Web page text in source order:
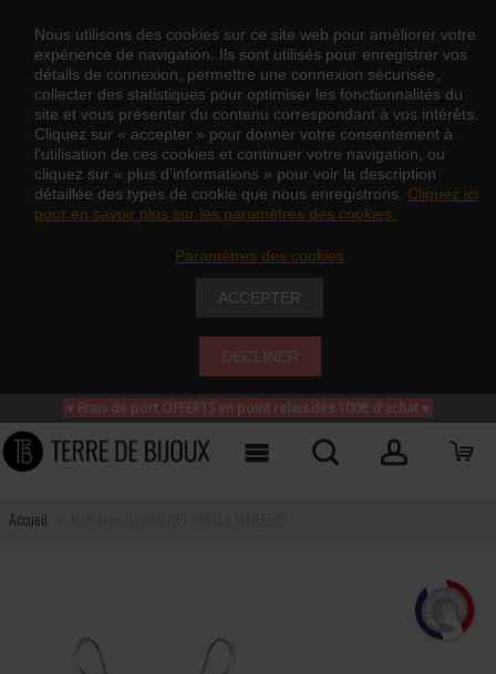
Nous utilisons des cookies sur ce site web pour améliorer votre
expérience de navigation. Ils sont utilisés pour enregistrer vos
détails de connexion, permettre une connexion sécurisée,
collecter des statistiques pour optimiser les fonctionnalités du
site et vous présenter du contenu correspondant à vos intérêts.
Cliquez sur « accepter » pour donner votre consentement à
l’utilisation de ces cookies et continuer votre navigation, ou
cliquez sur « plus d’informations » pour voir la description
détaillée des types de cookie que nous enregistrons. Cliquez ici
pour en savoir plus sur les paramètres des cookies.
Paramètres des cookies
ACCEPTER
DÉCLINER
♥ Frais de port OFFERTS en point relais dès 100€ d'achat ♥
Accueil